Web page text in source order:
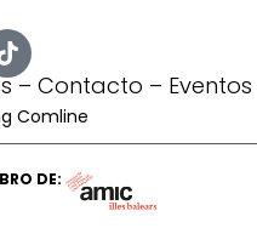
– Contacto – Eventos
Comline
DE: